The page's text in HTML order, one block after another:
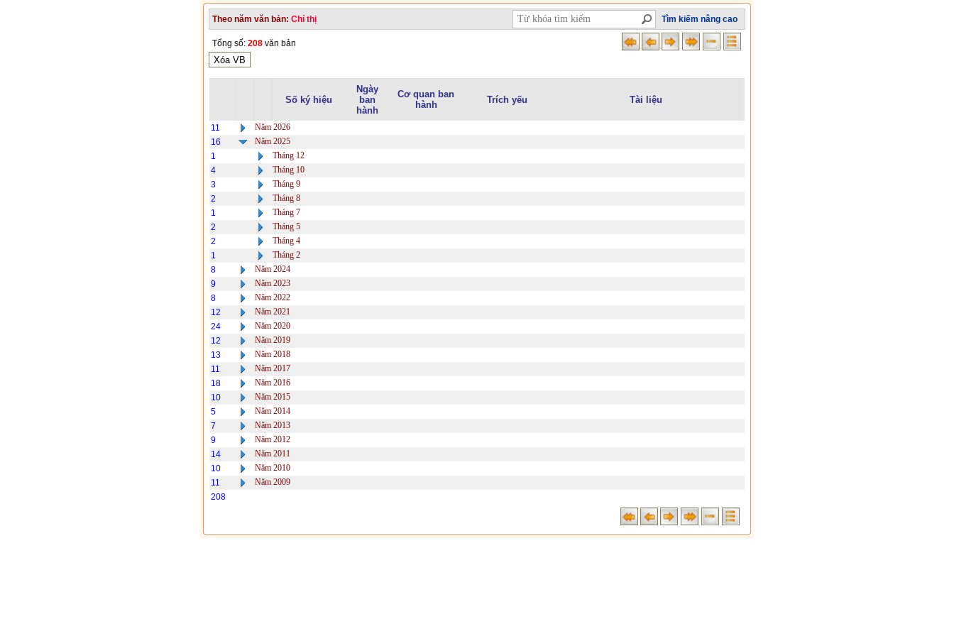
Theo năm văn bản: Chỉ thị Tìm kiếm nâng cao
Tổng số: 208 văn bản
Số ký hiệu
Ngày
ban
hành
Cơ quan ban
hành
Trích yếu Tài liệu
11
Năm 2026
16
Năm 2025
1
Tháng 12
4
Tháng 10
3
Tháng 9
2
Tháng 8
1
Tháng 7
2
Tháng 5
2
Tháng 4
1
Tháng 2
8
Năm 2024
9
Năm 2023
8
Năm 2022
12
Năm 2021
24
Năm 2020
12
Năm 2019
13
Năm 2018
11
Năm 2017
18
Năm 2016
10
Năm 2015
5
Năm 2014
7
Năm 2013
9
Năm 2012
14
Năm 2011
10
Năm 2010
11
Năm 2009
208